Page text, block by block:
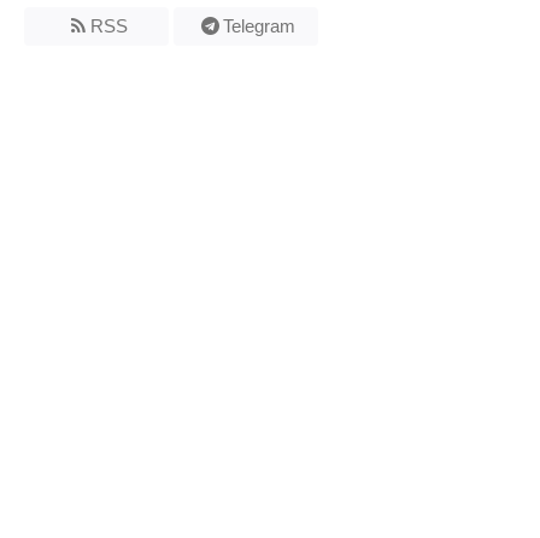
RSS Telegram